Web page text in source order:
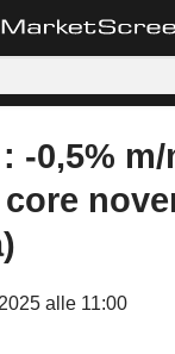
-0,5% m/
alle 11:00